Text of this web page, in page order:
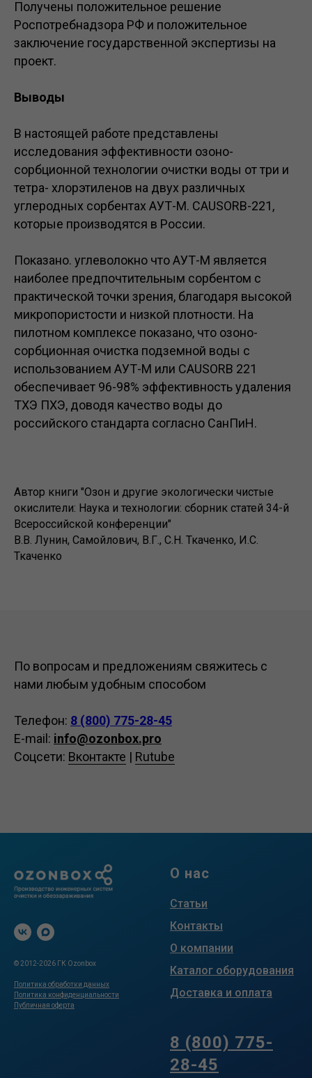
Получены положительное решение
Роспотребнадзора РФ и положительное
заключение государственной экспертизы на
проект.
Выводы
B настоящей работе представлены
исследования эффективности озоно-
сорбционной технологии очистки воды от три и
тетра- хлорэтиленов на двух различных
углеродных сорбентах АУТ-М. CAUSORB-221,
которые производятся в России.
Показано. углеволокно что АУТ-М является
наиболее предпочтительным сорбентом с
практической точки зрения, благодаря высокой
микропористости и низкой плотности. На
пилотном комплексе показано, что озоно-
сорбционная очистка подземной воды с
использованием АУТ-М или CAUSORB 221
обеспечивает 96-98% эффективность удаления
ТХЭ ПХЭ, доводя качество воды до
российского стандарта согласно СанПиН.
Автор книги "Озон и другие экологически чистые
окислители: Наука и технологии: сборник статей 34-й
Всероссийской конференции"
В.В. Лунин, Самойлович, В.Г., С.Н. Ткаченко, И.С.
Ткаченко
По вопросам и предложениям свяжитесь с
нами любым удобным способом
Телефон: 8 (800) 775-28-45
E-mail: info@ozonbox.pro
Соцсети: Вконтакте | Rutube
© 2012-2026 ГК Ozonbox
Политика обработки данных
Политика конфиденциальности
Публичная оферта
О нас
Статьи
Контакты
О компании
Каталог оборудования
Доставка и оплата
8 (800) 775-
28-45